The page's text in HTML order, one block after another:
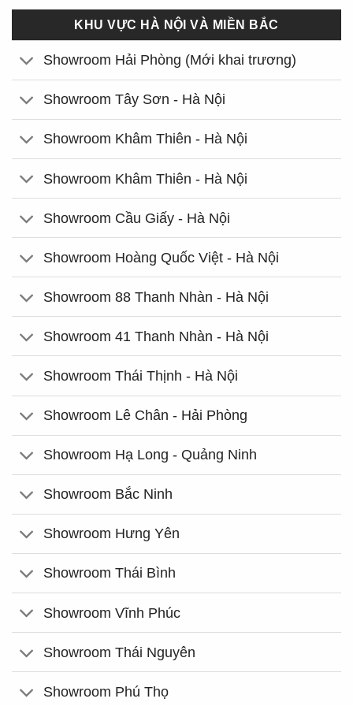
KHU VỰC HÀ NỘI VÀ MIỀN BẮC
Showroom Hải Phòng (Mới khai trương)
Showroom Tây Sơn - Hà Nội
Showroom Khâm Thiên - Hà Nội
Showroom Khâm Thiên - Hà Nội
Showroom Cầu Giấy - Hà Nội
Showroom Hoàng Quốc Việt - Hà Nội
Showroom 88 Thanh Nhàn - Hà Nội
Showroom 41 Thanh Nhàn - Hà Nội
Showroom Thái Thịnh - Hà Nội
Showroom Lê Chân - Hải Phòng
Showroom Hạ Long - Quảng Ninh
Showroom Bắc Ninh
Showroom Hưng Yên
Showroom Thái Bình
Showroom Vĩnh Phúc
Showroom Thái Nguyên
Showroom Phú Thọ